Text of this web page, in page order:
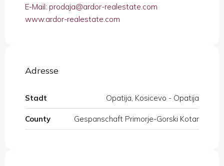
E-Mail: prodaja@ardor-realestate.com
www.ardor-realestate.com
Adresse
Stadt Opatija, Kosicevo - Opatija
County Gespanschaft Primorje-Gorski Kotar